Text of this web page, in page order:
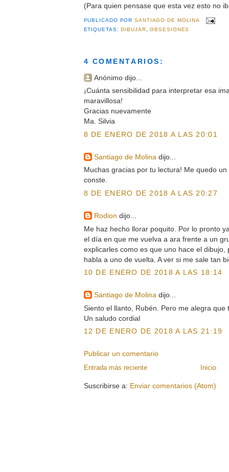
(Para quien pensase que esta vez esto no
PUBLICADO PORSANTIAGO DE MOLINA
ETIQUETAS:DIBUJAR,OBSESIONES
4 COMENTARIOS:
Anónimo dijo...
¡Cuánta sensibilidad para interpretar esa
maravillosa!
Gracias nuevamente
Ma. Silvia
8 DE ENERO DE 2018 A LAS 20:01
Santiago de Molina dijo...
Muchas gracias por tu lectura! Me quedo
conste.
8 DE ENERO DE 2018 A LAS 20:27
Rodion dijo...
Me haz hecho llorar poquito. Por lo pronto
el día en que me vuelva a ara frente a un
explicarles como es que uno hace el dibujo,
habla a uno de vuelta. A ver si me sale tan
10 DE ENERO DE 2018 A LAS 18:14
Santiago de Molinadijo...
Siento el llanto, Rubén. Pero me alegra que
Un saludo cordial
12 DE ENERO DE 2018 A LAS 21:19
Publicar un comentario
Entrada más reciente Inicio
Suscribirse a: Enviar comentarios (Atom)